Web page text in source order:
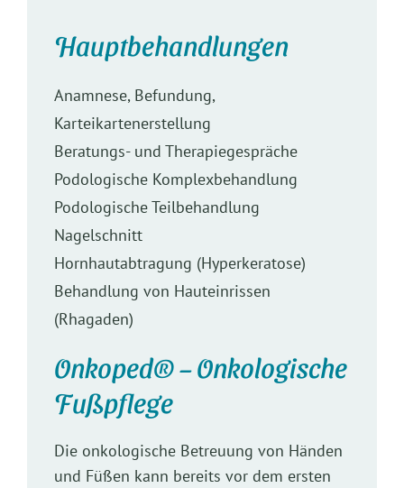
Hauptbehandlungen
Anamnese, Befundung,
Karteikartenerstellung
Beratungs- und Therapiegespräche
Podologische Komplexbehandlung
Podologische Teilbehandlung
Nagelschnitt
Hornhautabtragung (Hyperkeratose)
Behandlung von Hauteinrissen
(Rhagaden)
Onkoped® – Onkologische
Fußpflege
Die onkologische Betreuung von Händen
und Füßen kann bereits vor dem ersten